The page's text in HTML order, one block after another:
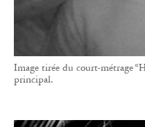
Image tirée du court-métrage
principal.